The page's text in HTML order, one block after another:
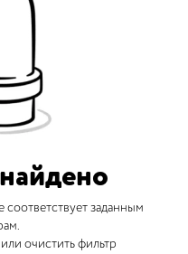
заданным
очистить фильтр